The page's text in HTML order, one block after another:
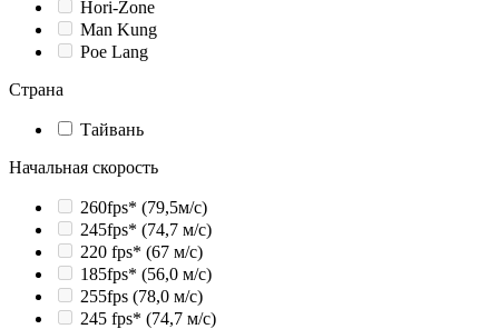
Hori-Zone
Man Kung
Poe Lang
Страна
Тайвань
Начальная скорость
260fps* (79,5м/с)
245fps* (74,7 м/с)
220 fps* (67 м/с)
185fps* (56,0 м/с)
255fps (78,0 м/с)
245 fps* (74,7 м/с)